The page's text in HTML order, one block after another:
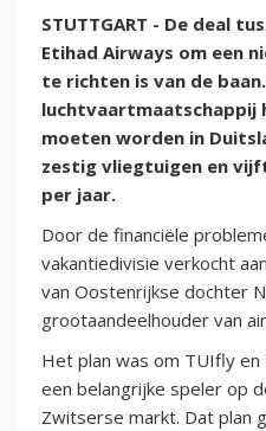
STUTTGART - De deal
Etihad Airways om een
te richten is van de
luchtvaartmaatschappij
moeten worden in
zestig vliegtuigen en
per jaar.
Door de financiële
vakantiedivisie verkocht
van Oostenrijkse dochter
grootaandeelhouder van
Het plan was om TUIfly
een belangrijke speler op
Zwitserse markt. Dat plan